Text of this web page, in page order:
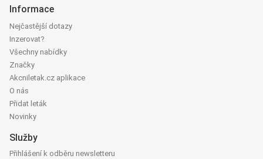
Informace
Nejčastější dotazy
Inzerovat?
Všechny nabídky
Značky
Akcniletak.cz aplikace
O nás
Přidat leták
Novinky
Služby
Přihlášení k odběru newsletteru